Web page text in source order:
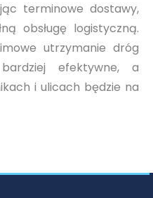
terminowe dostawy,
obsługę logistyczną.
utrzymanie dróg
efektywne, a
i ulicach będzie na